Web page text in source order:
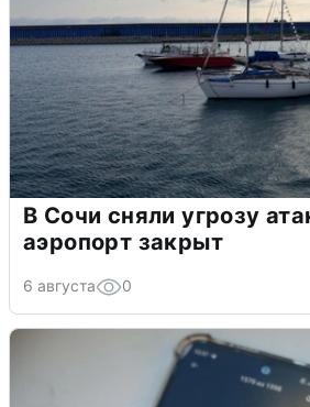
В Сочи сняли угрозу
аэропорт закрыт
6 августа 0